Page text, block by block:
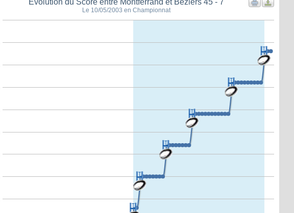
Le 10/05/2003 en Championnat